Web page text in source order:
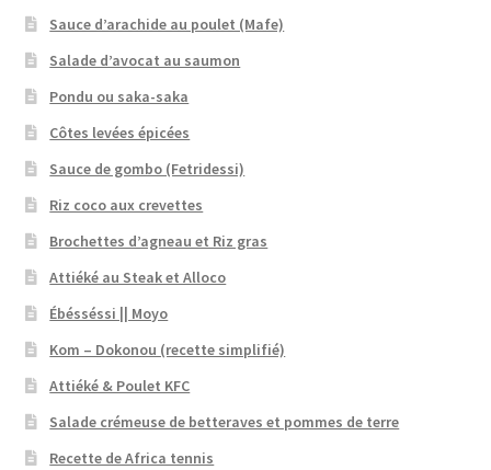
Sauce d’arachide au poulet (Mafe)
Salade d’avocat au saumon
Pondu ou saka-saka
Côtes levées épicées
Sauce de gombo (Fetridessi)
Riz coco aux crevettes
Brochettes d’agneau et Riz gras
Attiéké au Steak et Alloco
Ébésséssi || Moyo
Kom – Dokonou (recette simplifié)
Attiéké & Poulet KFC
Salade crémeuse de betteraves et pommes de terre
Recette de Africa tennis